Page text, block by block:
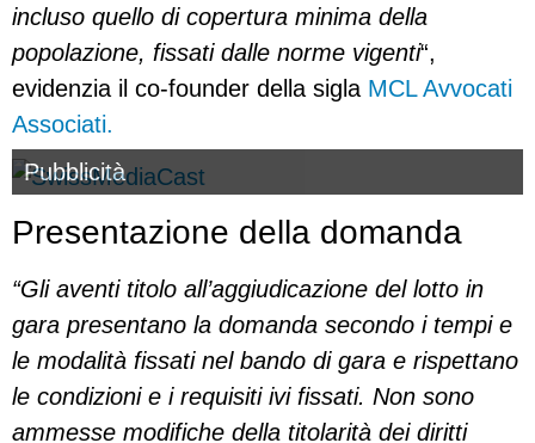
incluso quello di copertura minima della
popolazione, fissati dalle norme vigenti“,
evidenzia il co-founder della sigla MCL Avvocati
Associati.
Pubblicità
Presentazione della domanda
“Gli aventi titolo all’aggiudicazione del lotto in
gara presentano la domanda secondo i tempi e
le modalità fissati nel bando di gara e rispettano
le condizioni e i requisiti ivi fissati. Non sono
ammesse modifiche della titolarità dei diritti